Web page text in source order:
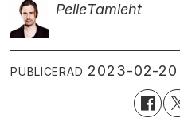
PelleTamleht
PUBLICERAD 2023-02-